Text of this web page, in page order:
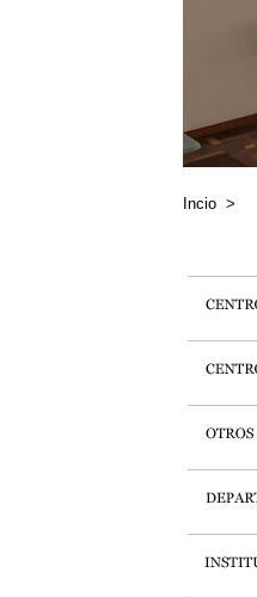
Incio >